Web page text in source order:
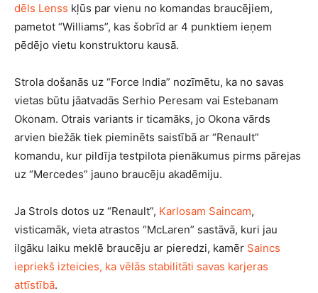
dēls Lenss kļūs par vienu no komandas braucējiem,
pametot “Williams”, kas šobrīd ar 4 punktiem ieņem
pēdējo vietu konstruktoru kausā.
Strola došanās uz “Force India” nozīmētu, ka no savas
vietas būtu jāatvadās Serhio Peresam vai Estebanam
Okonam. Otrais variants ir ticamāks, jo Okona vārds
arvien biežāk tiek pieminēts saistībā ar “Renault”
komandu, kur pildīja testpilota pienākumus pirms pārejas
uz “Mercedes” jauno braucēju akadēmiju.
Ja Strols dotos uz “Renault”, Karlosam Saincam,
visticamāk, vieta atrastos “McLaren” sastāvā, kuri jau
ilgāku laiku meklē braucēju ar pieredzi, kamēr Saincs
iepriekš izteicies, ka vēlās stabilitāti savas karjeras
attīstībā.